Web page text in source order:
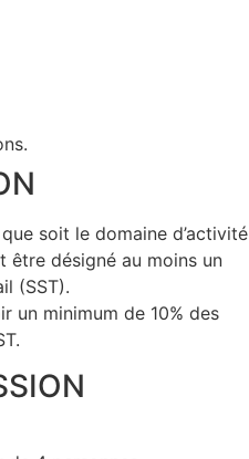
soit le domaine d’activité
désigné au moins un
(SST).
un minimum de 10% des